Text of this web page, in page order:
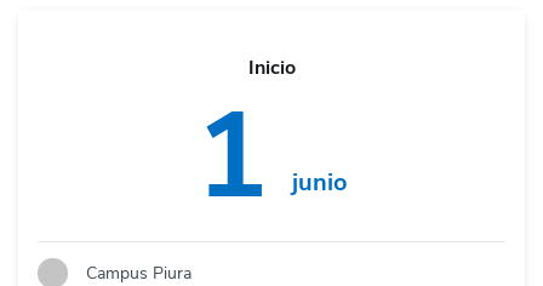
Inicio
1 junio
Campus Piura